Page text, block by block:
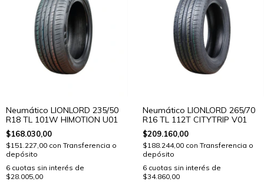
Neumático LIONLORD 235/50
R18 TL 101W HIMOTION U01
$168.030,00
$151.227,00 con Transferencia o
depósito
6 cuotas sin interés de
$28.005,00
Neumático LIONLORD 265/70
R16 TL 112T CITYTRIP V01
$209.160,00
$188.244,00 con Transferencia o
depósito
6 cuotas sin interés de
$34.860,00